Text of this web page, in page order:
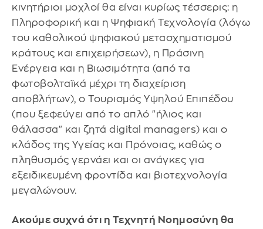
κινητήριοι μοχλοί θα είναι κυρίως τέσσερις: η
Πληροφορική και η Ψηφιακή Τεχνολογία (λόγω
του καθολικού ψηφιακού μετασχηματισμού
κράτους και επιχειρήσεων), η Πράσινη
Ενέργεια και η Βιωσιμότητα (από τα
φωτοβολταϊκά μέχρι τη διαχείριση
αποβλήτων), ο Τουρισμός Υψηλού Επιπέδου
(που ξεφεύγει από το απλό "ήλιος και
θάλασσα" και ζητά digital managers) και ο
κλάδος της Υγείας και Πρόνοιας, καθώς ο
πληθυσμός γερνάει και οι ανάγκες για
εξειδικευμένη φροντίδα και βιοτεχνολογία
μεγαλώνουν.
Ακούμε συχνά ότι η Τεχνητή Νοημοσύνη θα